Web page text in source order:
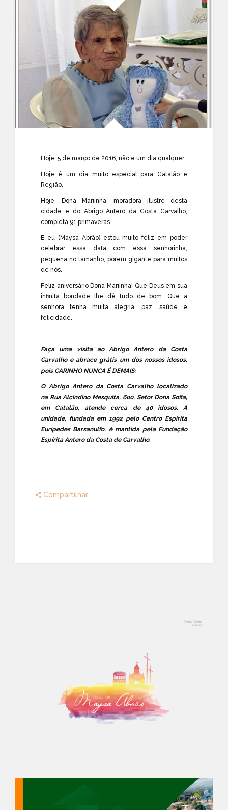
Hoje, 5 de março de 2016, não é um dia qualquer.
Hoje é um dia muito especial para Catalão e
Região.
Hoje, Dona Mariinha, moradora ilustre desta
cidade e do Abrigo Antero da Costa Carvalho,
completa 91 primaveras.
E eu (Maysa Abrão) estou muito feliz em poder
celebrar essa data com essa senhorinha,
pequena no tamanho, porem gigante para muitos
de nós.
Feliz aniversário Dona Mariinha! Que Deus em sua
infinita bondade lhe dê tudo de bom. Que a
senhora tenha muita alegria, paz, saúde e
felicidade.
Faça uma visita ao Abrigo Antero da Costa
Carvalho e abrace grátis um dos nossos idosos,
pois CARINHO NUNCA É DEMAIS:
O Abrigo Antero da Costa Carvalho localizado
na Rua Alcindino Mesquita, 600, Setor Dona Sofia,
em Catalão, atende cerca de 40 idosos. A
unidade, fundada em 1992 pelo Centro Espírita
Eurípedes Barsanulfo, é mantida pela Fundação
Espírita Antero da Costa de Carvalho.
Compartilhar